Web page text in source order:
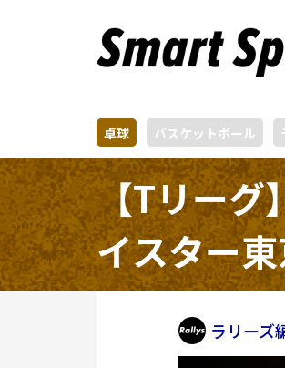
卓球 バスケットボール
【Tリーグ
イスター
ラリーズ